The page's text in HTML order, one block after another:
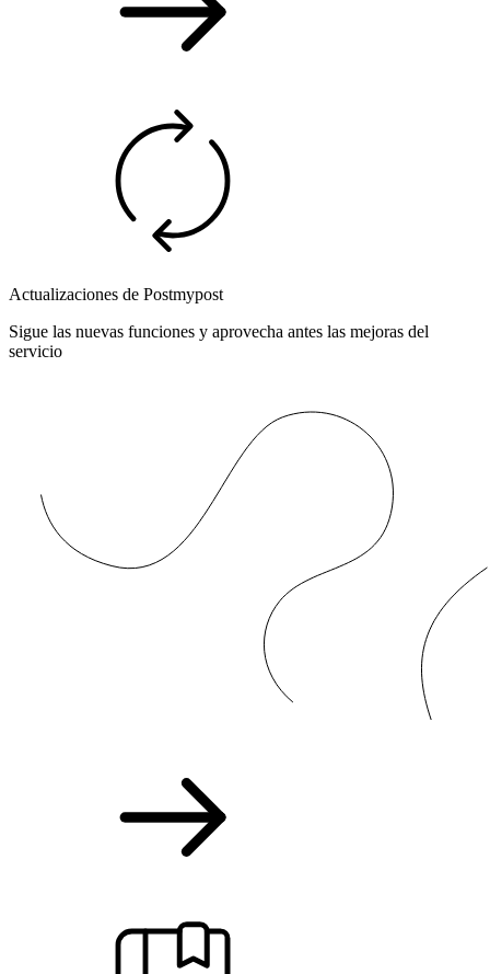
Actualizaciones de Postmypost
Sigue las nuevas funciones y aprovecha antes las mejoras del
servicio